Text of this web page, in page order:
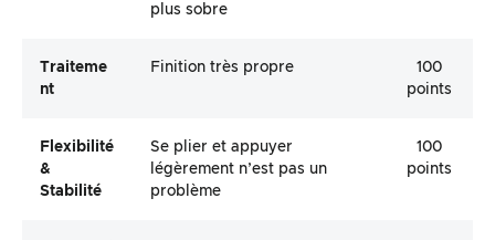
plus sobre
Traiteme
Nt
Finition très propre
100
points
Flexibilité
&
Stabilité
Se plier et appuyer
légèrement n’est pas un
problème
100
points